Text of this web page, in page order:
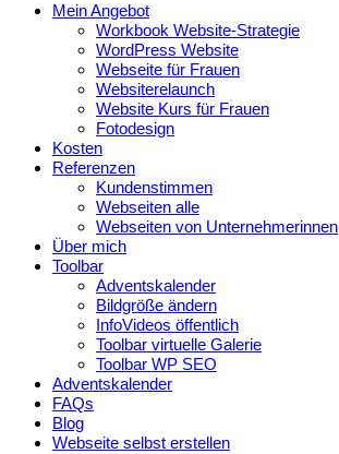
Mein Angebot
Workbook Website-Strategie
WordPress Website
Webseite für Frauen
Websiterelaunch
Website Kurs für Frauen
Fotodesign
Kosten
Referenzen
Kundenstimmen
Webseiten alle
Webseiten von Unternehmerinnen
Über mich
Toolbar
Adventskalender
Bildgröße ändern
InfoVideos öffentlich
Toolbar virtuelle Galerie
Toolbar WP SEO
Adventskalender
FAQs
Blog
Webseite selbst erstellen